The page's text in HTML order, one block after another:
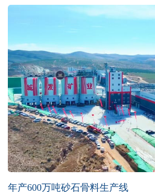
年产600万吨砂石骨料生产线